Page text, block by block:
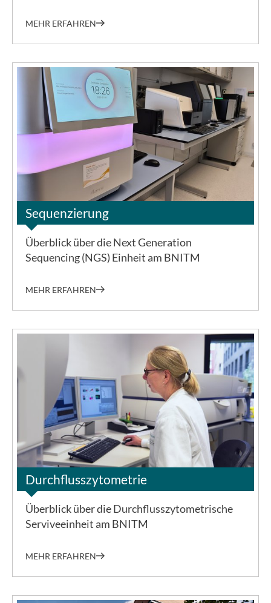
MEHR ERFAHREN
Sequenzierung
Überblick über die Next Generation
Sequencing (NGS) Einheit am BNITM
MEHR ERFAHREN
©BNITM | Dino Schachten
Durchflusszytometrie
Überblick über die Durchflusszytometrische
Serviveeinheit am BNITM
MEHR ERFAHREN